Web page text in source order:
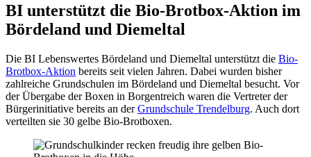
BI unterstützt die Bio-Brotbox-Aktion im
Bördeland und Diemeltal
Die BI Lebenswertes Bördeland und Diemeltal unterstützt die Bio-
Brotbox-Aktion bereits seit vielen Jahren. Dabei wurden bisher
zahlreiche Grundschulen im Bördeland und Diemeltal besucht. Vor
der Übergabe der Boxen in Borgentreich waren die Vertreter der
Bürgerinitiative bereits an derGrundschule Trendelburg. Auch dort
verteilten sie 30 gelbe Bio-Brotboxen.